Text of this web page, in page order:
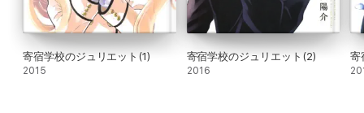
寄宿学校のジュリエット(1)
2015
寄宿学校のジュリエット(2)
2016
寄